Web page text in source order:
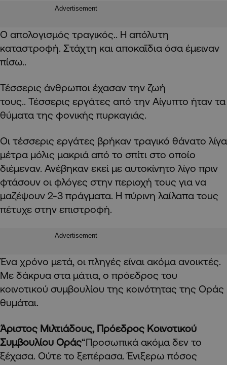
Advertisement
Ο απολογισμός τραγικός.. Η απόλυτη
καταστροφή. Στάχτη και αποκαΐδια όσα έμειναν
πίσω..
Τέσσερις άνθρωποι έχασαν την ζωή
τους.. Τέσσερις εργάτες από την Αίγυπτο ήταν τα
θύματα της φονικής πυρκαγιάς.
Οι τέσσερις εργάτες βρήκαν τραγικό θάνατο λίγα
μέτρα μόλις μακριά από το σπίτι στο οποίο
διέμεναν. Ανέβηκαν εκεί με αυτοκίνητο λίγο πριν
φτάσουν οι φλόγες στην περιοχή τους για να
μαζέψουν 2-3 πράγματα. Η πύρινη λαίλαπα τους
πέτυχε στην επιστροφή.
Advertisement
Ένα χρόνο μετά, οι πληγές είναι ακόμα ανοικτές.
Με δάκρυα στα μάτια, ο πρόεδρος του
κοινοτικού συμβουλίου της κοινότητας της Οράς
θυμάται.
Άριστος Μιλτιάδους, Πρόεδρος Κοινοτικού
Συμβουλίου Οράς“Προσωπικά ακόμα δεν το
ξέχασα. Ούτε το ξεπέρασα. Ένιξερω πόσος